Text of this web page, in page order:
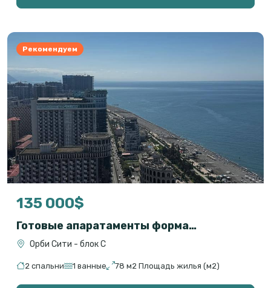
Рекомендуем
135 000$
Готовые апаратаменты формата 2+1 на первой линии с прямым видом на море
Орби Сити - блок С
2 спальни 1 ванные 78 м2 Площадь жилья (м2)